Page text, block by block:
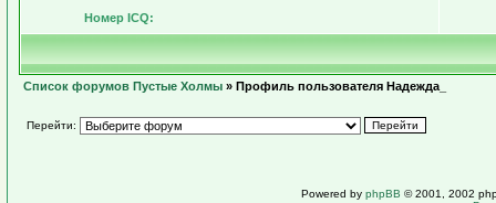
Номер ICQ:
Список форумов Пустые Холмы » Профиль пользователя Надежда_
Перейти:
Powered by phpBB © 2001, 2002